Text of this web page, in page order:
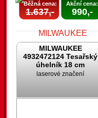
Běžná cena:
1.637,-
Akční cena:
990,-
MILWAUKEE
4932472124 Tesařský
úhelník 18 cm
laserové značení